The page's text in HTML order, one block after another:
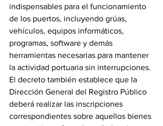
indispensables para el funcionamiento
de los puertos, incluyendo grúas,
vehículos, equipos informáticos,
programas, software y demás
herramientas necesarias para mantener
la actividad portuaria sin interrupciones.
El decreto también establece que la
Dirección General del Registro Público
deberá realizar las inscripciones
correspondientes sobre aquellos bienes